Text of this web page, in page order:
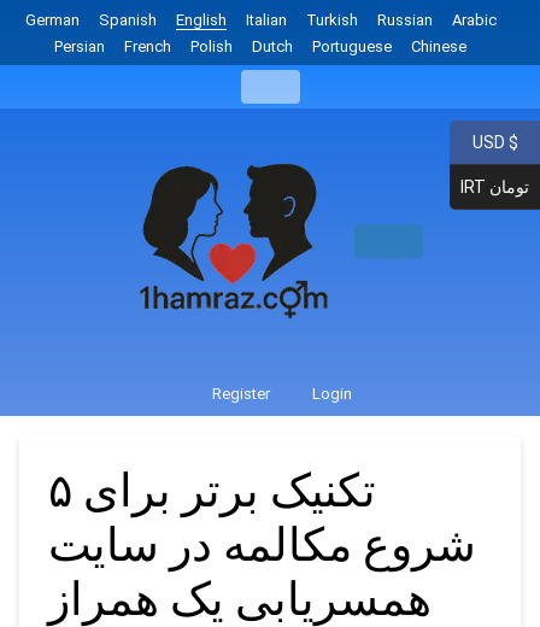
German Spanish English Italian Turkish Russian
Arabic
Persian
French Polish Dutch Portuguese Chinese
Register Login
۵ تکنیک برتر برای
شروع مکالمه در سایت
همسریابی یک همراز
USD $
IRT تومان